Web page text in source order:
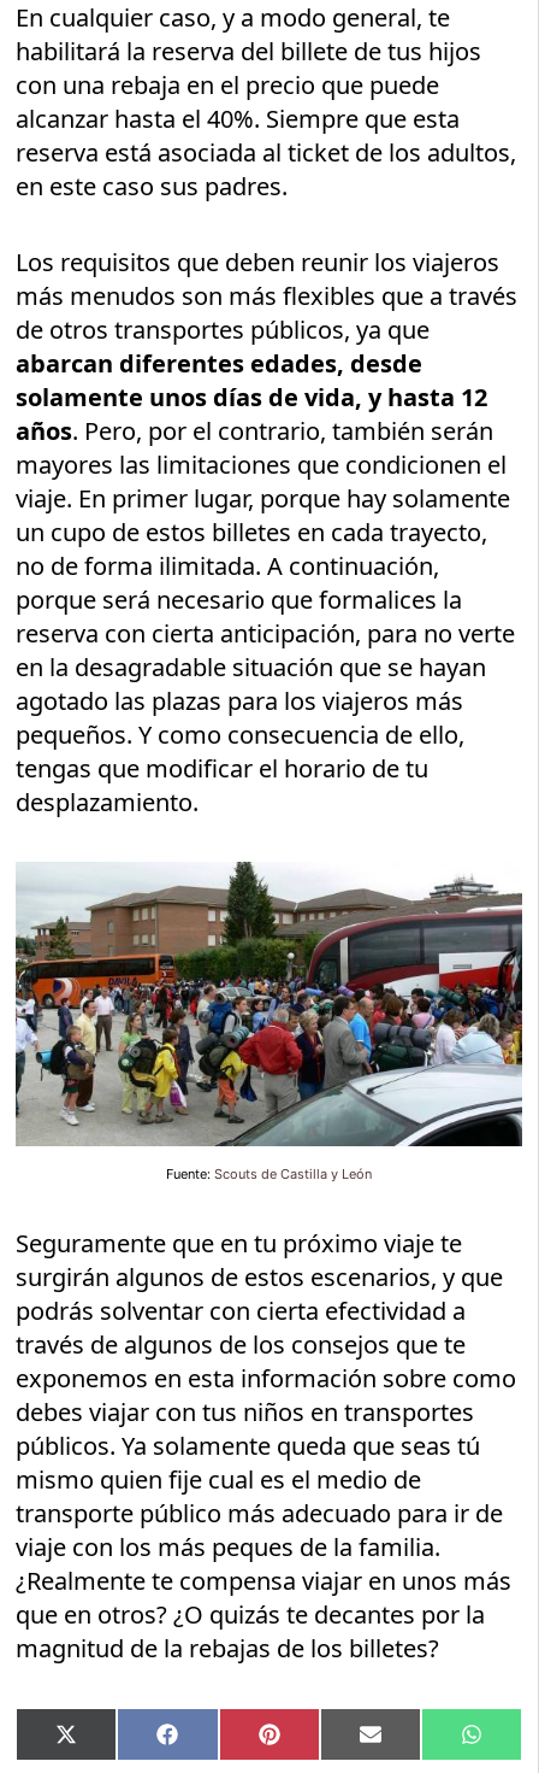
En cualquier caso, y a modo general, te
habilitará la reserva del billete de tus hijos
con una rebaja en el precio que puede
alcanzar hasta el 40%. Siempre que esta
reserva está asociada al ticket de los adultos,
en este caso sus padres.
Los requisitos que deben reunir los viajeros
más menudos son más flexibles que a través
de otros transportes públicos, ya que
abarcan diferentes edades, desde
solamente unos días de vida, y hasta 12
años. Pero, por el contrario, también serán
mayores las limitaciones que condicionen el
viaje. En primer lugar, porque hay solamente
un cupo de estos billetes en cada trayecto,
no de forma ilimitada. A continuación,
porque será necesario que formalices la
reserva con cierta anticipación, para no verte
en la desagradable situación que se hayan
agotado las plazas para los viajeros más
pequeños. Y como consecuencia de ello,
tengas que modificar el horario de tu
desplazamiento.
Fuente: Scouts de Castilla y León
Seguramente que en tu próximo viaje te
surgirán algunos de estos escenarios, y que
podrás solventar con cierta efectividad a
través de algunos de los consejos que te
exponemos en esta información sobre como
debes viajar con tus niños en transportes
públicos. Ya solamente queda que seas tú
mismo quien fije cual es el medio de
transporte público más adecuado para ir de
viaje con los más peques de la familia.
¿Realmente te compensa viajar en unos más
que en otros? ¿O quizás te decantes por la
magnitud de la rebajas de los billetes?
Compartir
en
X
(Twitter)
Compartir
en
Facebook Compartir
en
Pinterest Compartir
en
Email
en